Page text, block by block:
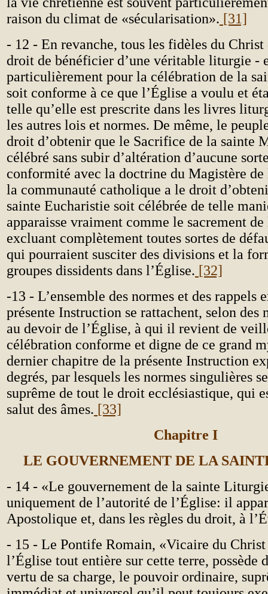
raison du climat de «sécularisation». [31]
- 12 - En revanche, tous les fidèles du Christ
droit de bénéficier d’une véritable liturgie -
particulièrement pour la célébration de la
soit conforme à ce que l’Église a voulu et
telle qu’elle est prescrite dans les livres
les autres lois et normes. De même, le
droit d’obtenir que le Sacrifice de la sainte
célébré sans subir d’altération d’aucune
conformité avec la doctrine du Magistère
la communauté catholique a le droit
sainte Eucharistie soit célébrée de telle
apparaisse vraiment comme le sacrement de
excluant complètement toutes sortes de
qui pourraient susciter des divisions et la
groupes dissidents dans l’Église. [32]
-13 - L’ensemble des normes et des rappels
présente Instruction se rattachent, selon des
au devoir de l’Église, à qui il revient de
célébration conforme et digne de ce grand
dernier chapitre de la présente Instruction
degrés, par lesquels les normes singulières
suprême de tout le droit ecclésiastique, qui
salut des âmes. [33]
Chapitre I
LE GOUVERNEMENT DE LA
- 14 - «Le gouvernement de la sainte
uniquement de l’autorité de l’Église: il
Apostolique et, dans les règles du droit, à
- 15 - Le Pontife Romain, «Vicaire du Christ
l’Église tout entière sur cette terre, possède
vertu de sa charge, le pouvoir ordinaire,